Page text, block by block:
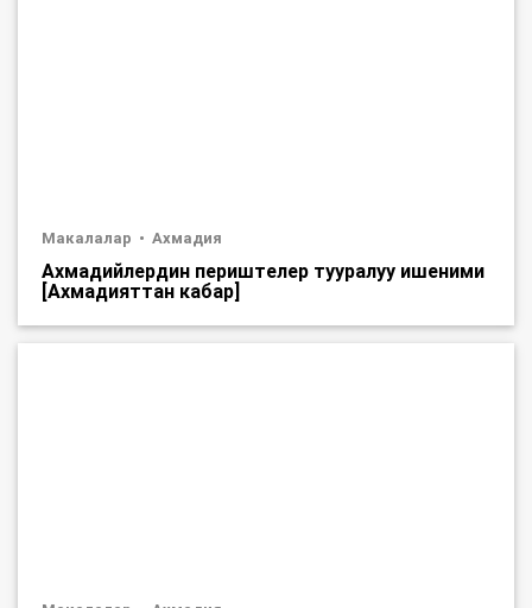
Макалалар Ахмадия
Ахмадийлердин периштелер тууралуу ишеними
[Ахмадияттан кабар]